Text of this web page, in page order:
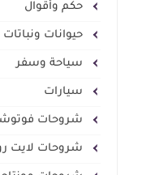
حكم وأقوال
حيوانات ونباتات
سياحة وسفر
سيارات
شروحات
شروحات لايت